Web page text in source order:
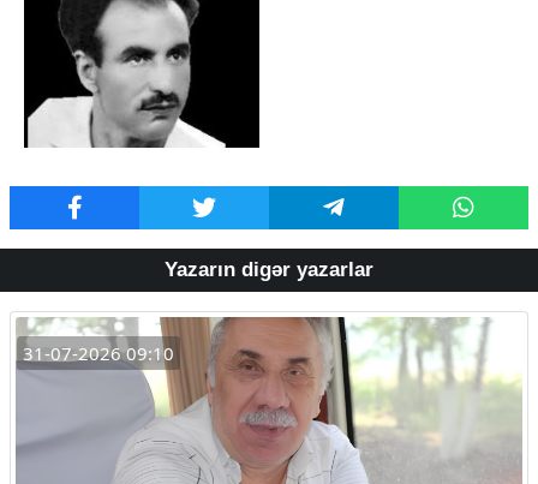
Yazarın digər yazarlar
31-07-2026 09:10